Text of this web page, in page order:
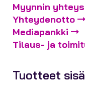
Myynnin
Yhteydenotto
Mediapankki
Tilaus- ja
Tuotteet